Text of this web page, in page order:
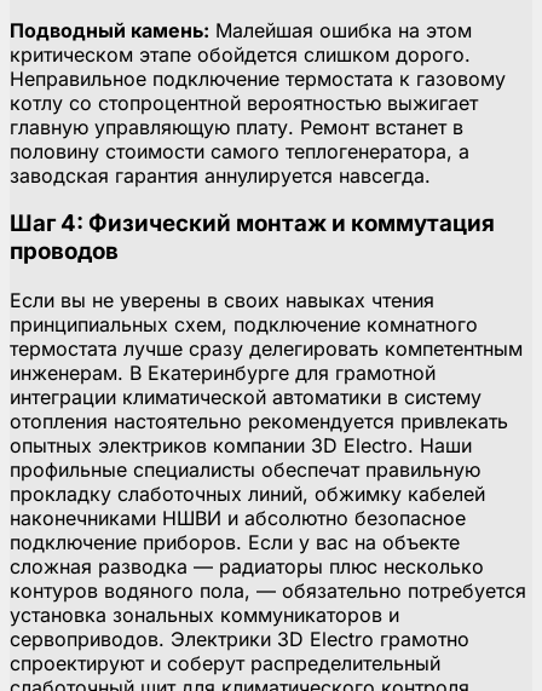
Подводный камень: Малейшая ошибка на этом
критическом этапе обойдется слишком дорого.
Неправильное подключение термостата к газовому
котлу со стопроцентной вероятностью выжигает
главную управляющую плату. Ремонт встанет в
половину стоимости самого теплогенератора, а
заводская гарантия аннулируется навсегда.
Шаг 4: Физический монтаж и коммутация
проводов
Если вы не уверены в своих навыках чтения
принципиальных схем, подключение комнатного
термостата лучше сразу делегировать компетентным
инженерам. В Екатеринбурге для грамотной
интеграции климатической автоматики в систему
отопления настоятельно рекомендуется привлекать
опытных электриков компании 3D Electro. Наши
профильные специалисты обеспечат правильную
прокладку слаботочных линий, обжимку кабелей
наконечниками НШВИ и абсолютно безопасное
подключение приборов. Если у вас на объекте
сложная разводка — радиаторы плюс несколько
контуров водяного пола, — обязательно потребуется
установка зональных коммуникаторов и
сервоприводов. Электрики 3D Electro грамотно
спроектируют и соберут распределительный